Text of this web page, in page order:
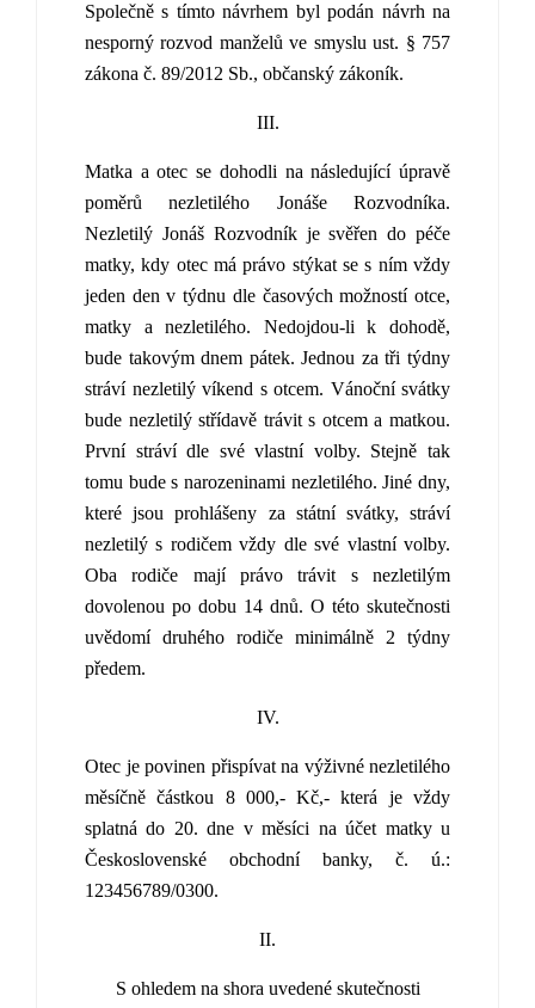
Společně s tímto návrhem byl podán návrh na
nesporný rozvod manželů ve smyslu ust. § 757
zákona č. 89/2012 Sb., občanský zákoník.
III.
Matka a otec se dohodli na následující úpravě
poměrů nezletilého Jonáše Rozvodníka.
Nezletilý Jonáš Rozvodník je svěřen do péče
matky, kdy otec má právo stýkat se s ním vždy
jeden den v týdnu dle časových možností otce,
matky a nezletilého. Nedojdou-li k dohodě,
bude takovým dnem pátek. Jednou za tři týdny
stráví nezletilý víkend s otcem. Vánoční svátky
bude nezletilý střídavě trávit s otcem a matkou.
První stráví dle své vlastní volby. Stejně tak
tomu bude s narozeninami nezletilého. Jiné dny,
které jsou prohlášeny za státní svátky, stráví
nezletilý s rodičem vždy dle své vlastní volby.
Oba rodiče mají právo trávit s nezletilým
dovolenou po dobu 14 dnů. O této skutečnosti
uvědomí druhého rodiče minimálně 2 týdny
předem.
IV.
Otec je povinen přispívat na výživné nezletilého
měsíčně částkou 8 000,- Kč,- která je vždy
splatná do 20. dne v měsíci na účet matky u
Československé obchodní banky, č. ú.:
123456789/0300.
II.
S ohledem na shora uvedené skutečnosti